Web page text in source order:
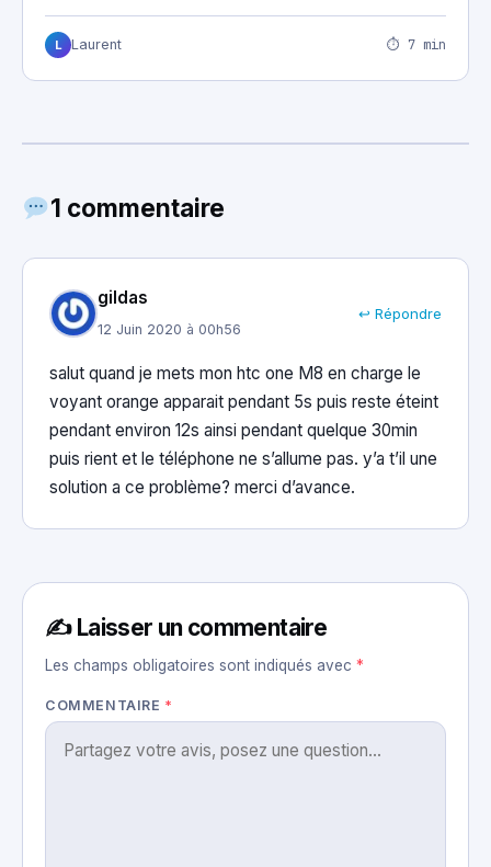
L Laurent ⏱ 7 min
1 commentaire
gildas
12 Juin 2020 à 00h56
↩ Répondre
salut quand je mets mon htc one M8 en charge le
voyant orange apparait pendant 5s puis reste éteint
pendant environ 12s ainsi pendant quelque 30min
puis rient et le téléphone ne s’allume pas. y’a t’il une
solution a ce problème? merci d’avance.
✍️ Laisser un commentaire
Les champs obligatoires sont indiqués avec *
COMMENTAIRE *